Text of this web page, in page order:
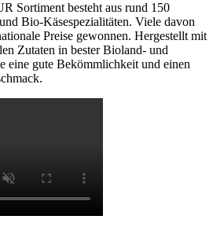
Sortiment besteht aus rund 150
Bio-Käsespezialitäten. Viele davon
Preise gewonnen. Hergestellt mit
Zutaten in bester Bioland- und
eine gute Bekömmlichkeit und einen